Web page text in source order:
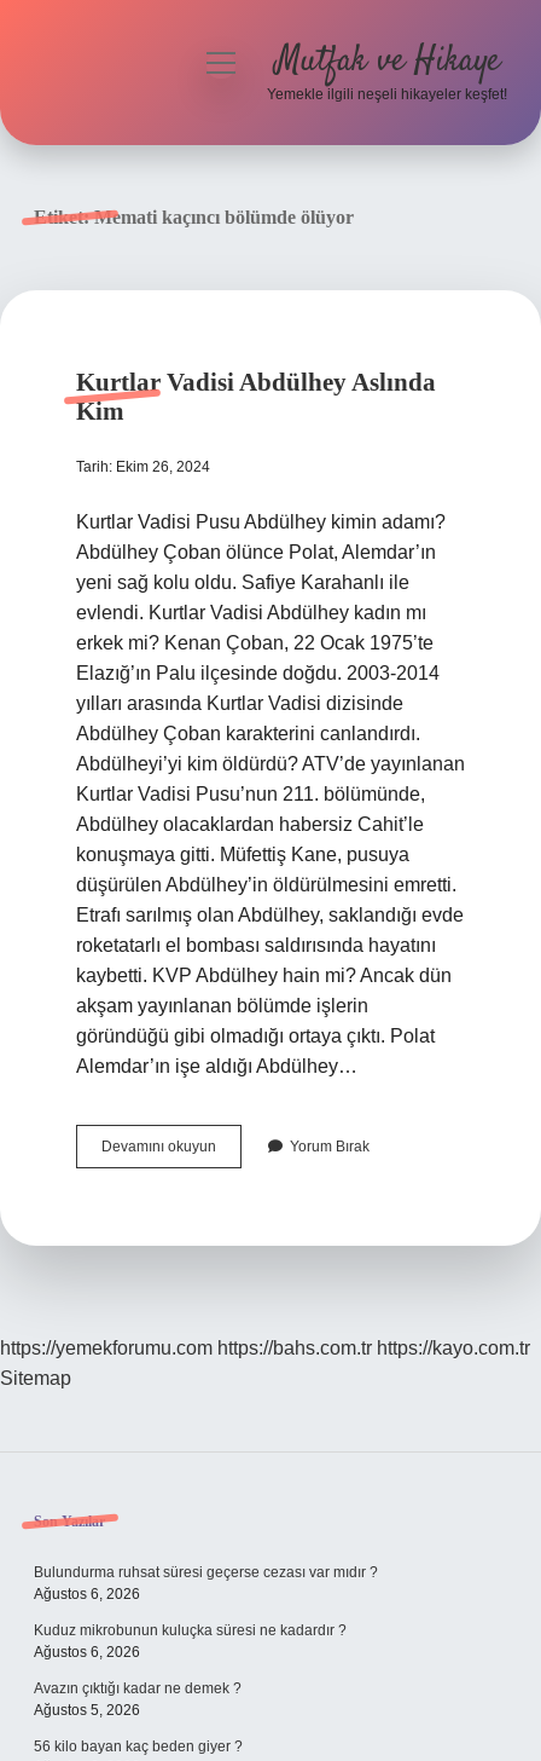
menüyüMutfak ve Hikaye
Yemekle ilgili neşeli hikayeler keşfet!
Etiket:Memati kaçıncı bölümde ölüyor
Kurtlar Vadisi Abdülhey Aslında
Kim
Tarih: Ekim 26, 2024
Kurtlar Vadisi Pusu Abdülhey kimin adamı?
Abdülhey Çoban ölünce Polat, Alemdar’ın
yeni sağ kolu oldu. Safiye Karahanlı ile
evlendi. Kurtlar Vadisi Abdülhey kadın mı
erkek mi? Kenan Çoban, 22 Ocak 1975’te
Elazığ’ın Palu ilçesinde doğdu. 2003-2014
yılları arasında Kurtlar Vadisi dizisinde
Abdülhey Çoban karakterini canlandırdı.
Abdülheyi’yi kim öldürdü? ATV’de yayınlanan
Kurtlar Vadisi Pusu’nun 211. bölümünde,
Abdülhey olacaklardan habersiz Cahit’le
konuşmaya gitti. Müfettiş Kane, pusuya
düşürülen Abdülhey’in öldürülmesini emretti.
Etrafı sarılmış olan Abdülhey, saklandığı evde
roketatarlı el bombası saldırısında hayatını
kaybetti. KVP Abdülhey hain mi? Ancak dün
akşam yayınlanan bölümde işlerin
göründüğü gibi olmadığı ortaya çıktı. Polat
Alemdar’ın işe aldığı Abdülhey…
Devamını okuyun
Vadisi
Yorum Bırak
https://yemekforumu.com https://bahs.com.tr https://kayo.com.tr
Sitemap
Sidebar
Son Yazılar
Bulundurma ruhsat süresi geçerse cezası var mıdır ?
Ağustos 6, 2026
Kuduz mikrobunun kuluçka süresi ne kadardır ?
Ağustos 6, 2026
Avazın çıktığı kadar ne demek ?
Ağustos 5, 2026
56 kilo bayan kaç beden giyer ?